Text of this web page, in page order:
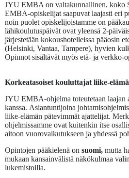
JYU EMBA on valtakunnallinen, koko
EMBA-opiskelijat saapuvat laajasti eri
noin puolet opiskelijoistamme on
lähikoulutuspäivät ovat yleensä 2-
järjestetään kokoushotelleissa pääosin
(Helsinki, Vantaa, Tampere), hyvien
Opinnot sisältävät myös etä- ja verkko-
Korkeatasoiset kouluttajat liike-
JYU EMBA-ohjelma toteutetaan laajan
kanssa. Asiantuntijoina
liike-elämän pätevimmät ajattelijat.
ohjelmissamme ovat kuitenkin itse
aitoon vuorovaikutukseen ja yhdessä
Opintojen pääkielenä on suomi, mutta
mukaan kansainvälistä näkökulmaa
lukemistoilla.